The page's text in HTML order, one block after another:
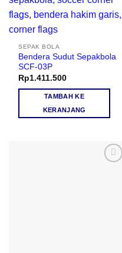
SEPAK BOLA
Bendera Sudut Sepakbola
SCF-03P
Rp1.411.500
TAMBAH KE
KERANJANG